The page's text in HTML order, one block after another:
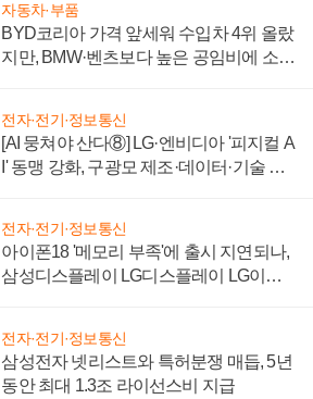
자동차·부품
BYD코리아 가격 앞세워 수입차 4위 올랐
지만, BMW·벤츠보다 높은 공임비에 소비
전자·전기·정보통신
[AI 뭉쳐야 산다⑧] LG·엔비디아 '피지컬 A
I' 동맹 강화, 구광모 제조·데이터·기술 결
전자·전기·정보통신
아이폰18 '메모리 부족'에 출시 지연되나,
삼성디스플레이 LG디스플레이 LG이노
전자·전기·정보통신
삼성전자 넷리스트와 특허분쟁 매듭, 5년
동안 최대 1.3조 라이선스비 지급